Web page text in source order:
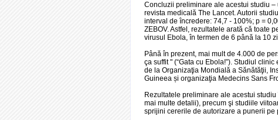
Concluzii preliminare ale acestui studiu
revista medicală The Lancet. Autorii
interval de încredere: 74,7 - 100%; p =
ZEBOV. Astfel, rezultatele arată că toate
virusul Ebola, în termen de 6 până la 10
Până în prezent, mai mult de 4.000 de
ça suffit " (“Gata cu Ebola!”). Studiul
de la Organizaţia Mondială a Sănătăţii,
Guineea și organizaţia Medecins Sans
Rezultatele preliminare ale acestui
mai multe detalii), precum şi studiile
sprijini cererile de autorizare a punerii